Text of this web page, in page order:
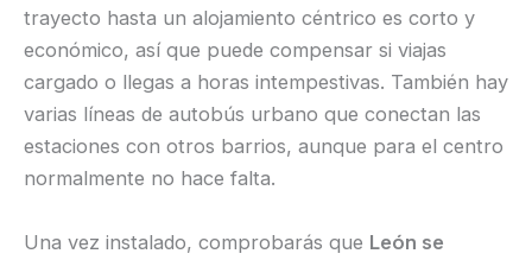
trayecto hasta un alojamiento céntrico es corto y
económico, así que puede compensar si viajas
cargado o llegas a horas intempestivas. También hay
varias líneas de autobús urbano que conectan las
estaciones con otros barrios, aunque para el centro
normalmente no hace falta.
Una vez instalado, comprobarás que León se